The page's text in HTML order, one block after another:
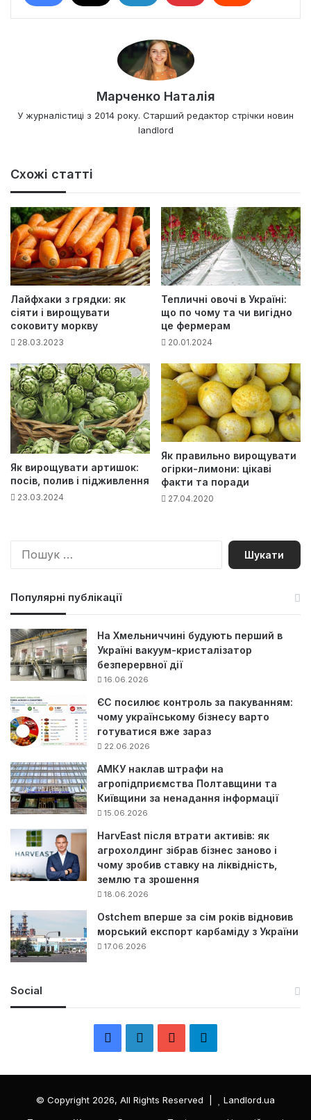
Марченко Наталія
У журналістиці з 2014 року. Старший редактор стрічки новин
landlord
Схожі статті
Лайфхаки з грядки: як
сіяти і вирощувати
соковиту моркву
28.03.2023
Тепличні овочі в Україні:
що по чому та чи вигідно
це фермерам
20.01.2024
Як вирощувати артишок:
посів, полив і підживлення
23.03.2024
Як правильно вирощувати
огірки-лимони: цікаві
факти та поради
27.04.2020
П
Популярні публікації
На Хмельниччині будують перший в
Україні вакуум-кристалізатор
безперервної дії
16.06.2026
ЄС посилює контроль за пакуванням:
чому українському бізнесу варто
готуватися вже зараз
22.06.2026
АМКУ наклав штрафи на
агропідприємства Полтавщини та
Київщини за ненадання інформації
15.06.2026
HarvEast після втрати активів: як
агрохолдинг зібрав бізнес заново і
чому зробив ставку на ліквідність,
землю та зрошення
18.06.2026
Ostchem вперше за сім років відновив
морський експорт карбаміду з України
17.06.2026
Social
c
n
л
© Copyright 2026, All Rights Reserved |
Landlord.ua